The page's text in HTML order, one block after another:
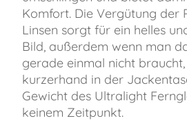
Komfort. Die Vergütung der
Linsen sorgt für ein helles
Bild, außerdem wenn man
gerade einmal nicht
kurzerhand in der
Gewicht des Ultralight
keinem Zeitpunkt.